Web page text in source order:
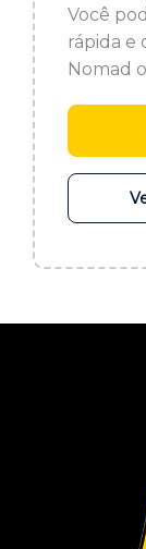
Você
rápida e
Nomad